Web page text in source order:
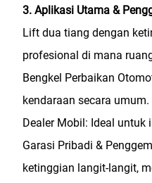
3. Aplikasi Utama &
Lift dua tiang dengan
profesional di mana
Bengkel Perbaikan
kendaraan secara umum.
Dealer Mobil: Ideal untuk
Garasi Pribadi &
ketinggian langit-langit,